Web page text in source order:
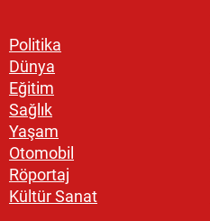
Politika
Dünya
Eğitim
Sağlık
Yaşam
Otomobil
Röportaj
Kültür Sanat